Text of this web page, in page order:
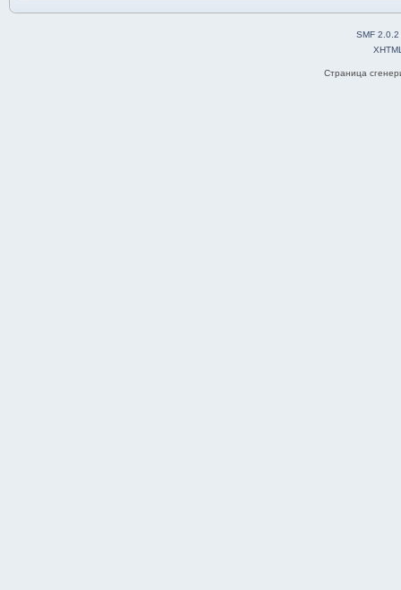
SMF 2.0.2
Страница